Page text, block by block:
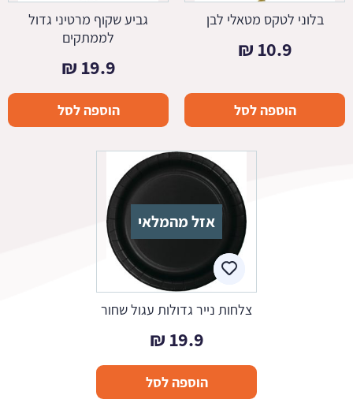
בלוני לטקס מטאלי לבן
10.9
₪
הוספה לסל
גביע שקוף מרטיני גדול
לממתקים
19.9
₪
הוספה לסל
אזל מהמלאי
צלחות נייר גדולות עגול שחור
19.9
₪
הוספה לסל